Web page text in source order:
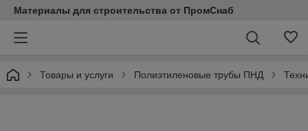
Материалы для строительства от ПромСнаб
Товары и услуги Полиэтиленовые трубы ПНД